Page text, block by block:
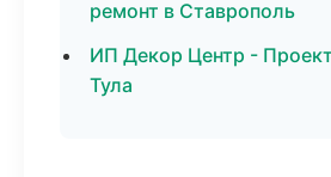
ремонт в Ставрополь
ИП Декор Центр -
Тула